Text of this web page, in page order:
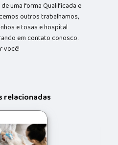
uma forma Qualificada e
outros trabalhamos,
e tosas e hospital
em contato conosco.
você!
relacionadas